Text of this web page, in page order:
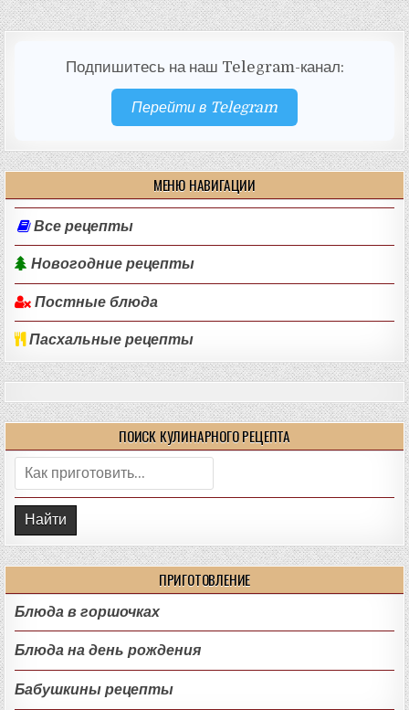
Подпишитесь на наш Telegram-канал:
Перейти в Telegram
МЕНЮ НАВИГАЦИИ
Все рецепты
Новогодние рецепты
Постные блюда
Пасхальные рецепты
ПОИСК КУЛИНАРНОГО РЕЦЕПТА
Поиск:
ПРИГОТОВЛЕНИЕ
Блюда в горшочках
Блюда на день рождения
Бабушкины рецепты